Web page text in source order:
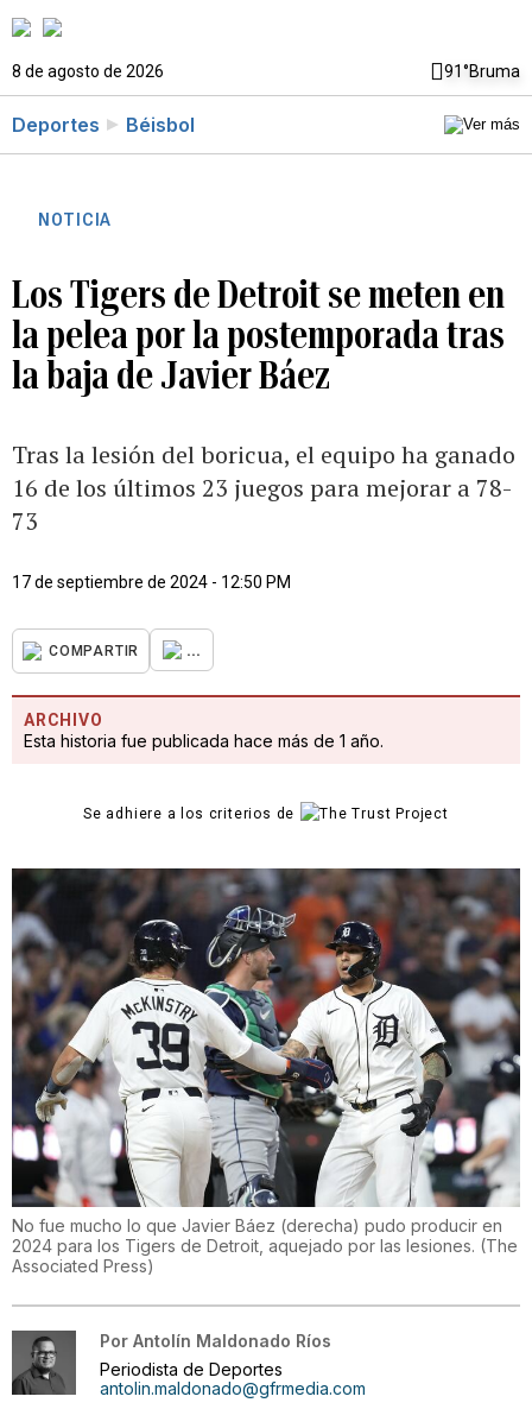
8 de agosto de 2026 91°Bruma
Deportes Béisbol
NOTICIA
Los Tigers de Detroit se meten en
la pelea por la postemporada tras
la baja de Javier Báez
Tras la lesión del boricua, el equipo ha ganado
16 de los últimos 23 juegos para mejorar a 78-
73
17 de septiembre de 2024 - 12:50 PM
COMPARTIR ...
ARCHIVO
Esta historia fue publicada hace más de 1 año.
Se adhiere a los criterios de
No fue mucho lo que Javier Báez (derecha) pudo producir en
2024 para los Tigers de Detroit, aquejado por las lesiones. (The
Associated Press)
Por Antolín Maldonado Ríos
Periodista de Deportes
antolin.maldonado@gfrmedia.com